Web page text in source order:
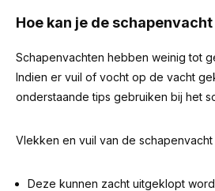
Hoe kan je de
Schapenvachten hebben weinig tot
Indien er vuil of vocht op de vacht
onderstaande tips gebruiken bij het
Vlekken en vuil van de
Deze kunnen zacht uitgeklopt